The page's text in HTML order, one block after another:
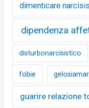
dimenticare
dipendenza
disturbonarcisistico
fobie
guarire relazione